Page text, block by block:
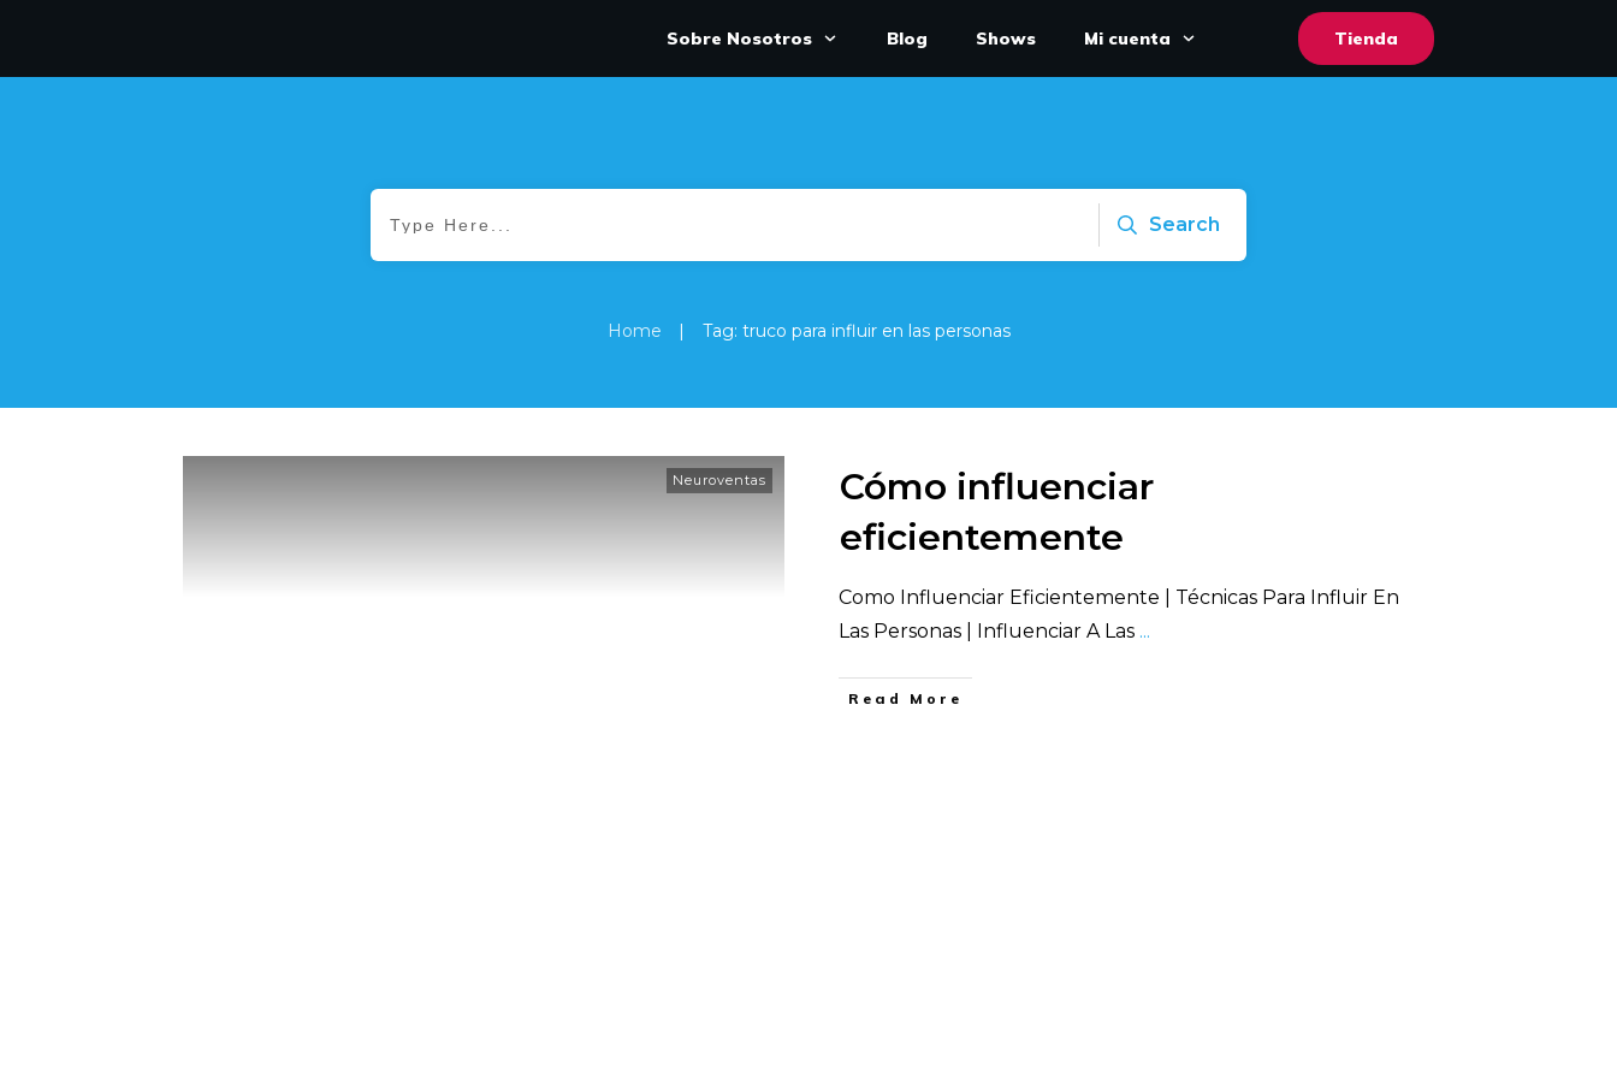
Sobre Nosotros Blog Shows Mi cuenta Tienda
Search
Home | Tag: truco para influir en las personas
Neuroventas
Cómo influenciar
eficientemente
Como Influenciar Eficientemente | Técnicas Para Influir En
Las Personas | Influenciar A Las ...
​Read More